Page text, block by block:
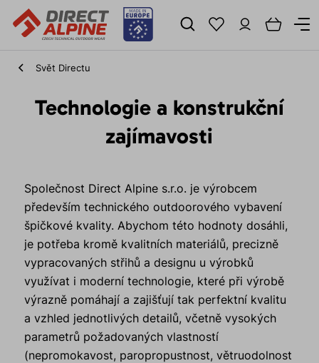
Svět Directu
Technologie a konstrukční
zajímavosti
Společnost Direct Alpine s.r.o. je výrobcem
především technického outdoorového vybavení
špičkové kvality. Abychom této hodnoty dosáhli,
je potřeba kromě kvalitních materiálů, precizně
vypracovaných střihů a designu u výrobků
využívat i moderní technologie, které při výrobě
výrazně pomáhají a zajišťují tak perfektní kvalitu
a vzhled jednotlivých detailů, včetně vysokých
parametrů požadovaných vlastností
(nepromokavost, paropropustnost, větruodolnost